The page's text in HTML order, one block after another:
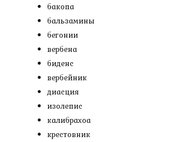
бакопа
бальзамины
бегонии
вербена
биденс
вербейник
диасция
изолепис
калибрахоа
крестовник